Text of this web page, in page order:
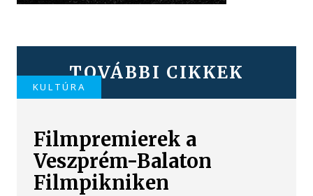
TOVÁBBI CIKKEK
KULTÚRA
Filmpremierek a
Veszprém-Balaton
Filmpikniken